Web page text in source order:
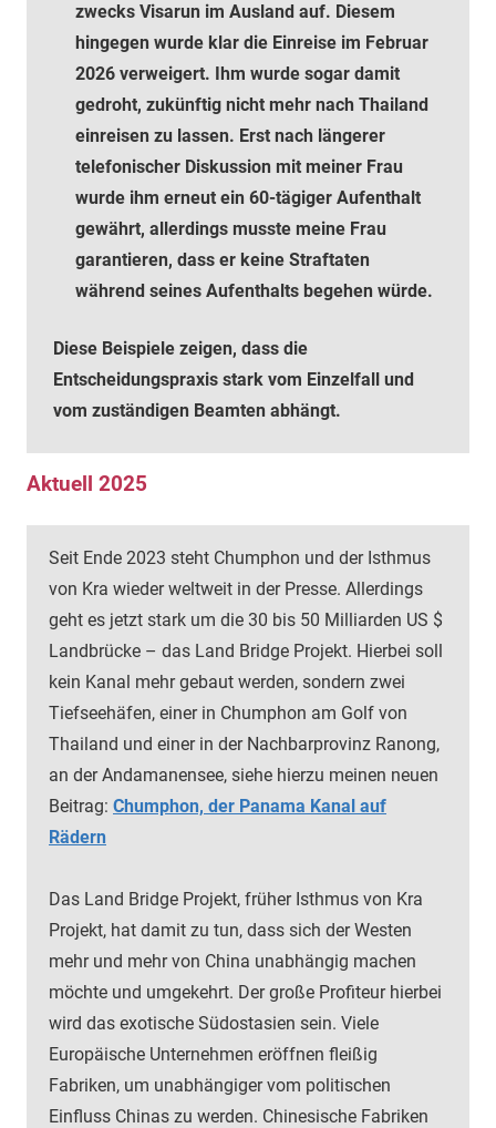
zwecks Visarun im Ausland auf. Diesem
hingegen wurde klar die Einreise im Februar
2026 verweigert. Ihm wurde sogar damit
gedroht, zukünftig nicht mehr nach Thailand
einreisen zu lassen. Erst nach längerer
telefonischer Diskussion mit meiner Frau
wurde ihm erneut ein 60-tägiger Aufenthalt
gewährt, allerdings musste meine Frau
garantieren, dass er keine Straftaten
während seines Aufenthalts begehen würde.
Diese Beispiele zeigen, dass die
Entscheidungspraxis stark vom Einzelfall und
vom zuständigen Beamten abhängt.
Aktuell 2025
Seit Ende 2023 steht Chumphon und der Isthmus
von Kra wieder weltweit in der Presse. Allerdings
geht es jetzt stark um die 30 bis 50 Milliarden US $
Landbrücke – das Land Bridge Projekt. Hierbei soll
kein Kanal mehr gebaut werden, sondern zwei
Tiefseehäfen, einer in Chumphon am Golf von
Thailand und einer in der Nachbarprovinz Ranong,
an der Andamanensee, siehe hierzu meinen neuen
Beitrag: Chumphon, der Panama Kanal auf
Rädern
Das Land Bridge Projekt, früher Isthmus von Kra
Projekt, hat damit zu tun, dass sich der Westen
mehr und mehr von China unabhängig machen
möchte und umgekehrt. Der große Profiteur hierbei
wird das exotische Südostasien sein. Viele
Europäische Unternehmen eröffnen fleißig
Fabriken, um unabhängiger vom politischen
Einfluss Chinas zu werden. Chinesische Fabriken